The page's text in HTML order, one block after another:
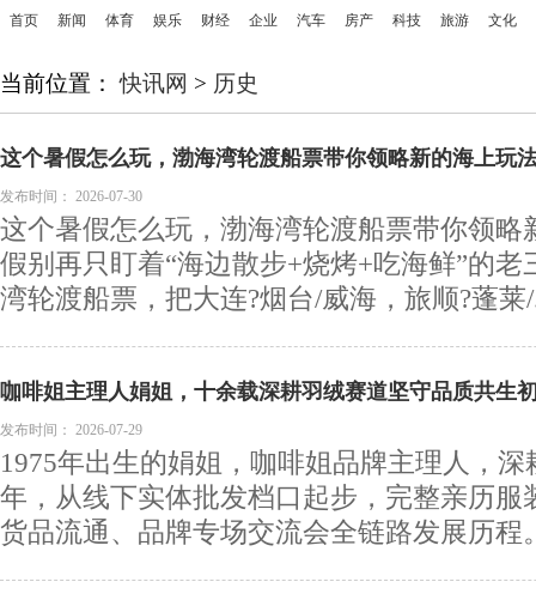
首页 新闻 体育 娱乐 财经 企业 汽车 房产 科技 旅游 文化
当前位置：快讯网 > 历史
这个暑假怎么玩，渤海湾轮渡船票带你领略新的海上玩
发布时间： 2026-07-30
这个暑假怎么玩，渤海湾轮渡船票带你领略
假别再只盯着“海边散步+烧烤+吃海鲜”的
湾轮渡船票，把大连?烟台/威海，旅顺?蓬莱
咖啡姐主理人娟姐，十余载深耕羽绒赛道坚守品质共生
发布时间： 2026-07-29
1975年出生的娟姐，咖啡姐品牌主理人，
年，从线下实体批发档口起步，完整亲历服
货品流通、品牌专场交流会全链路发展历程